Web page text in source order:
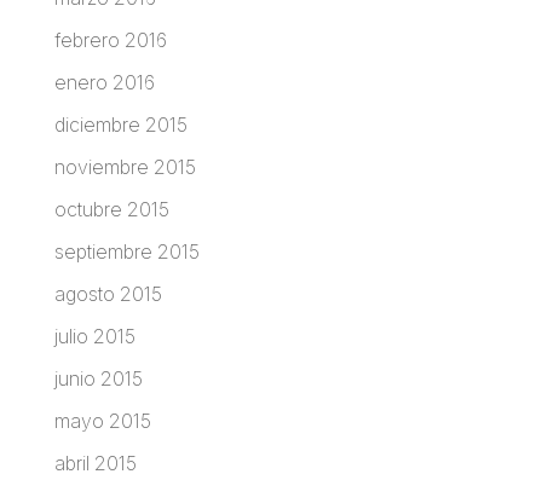
febrero 2016
enero 2016
diciembre 2015
noviembre 2015
octubre 2015
septiembre 2015
agosto 2015
julio 2015
junio 2015
mayo 2015
abril 2015